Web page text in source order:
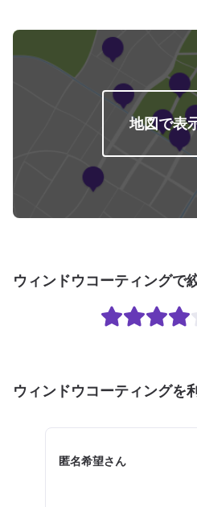
地図で表
ウィンドウコーティングで
ウィンドウコーティングを
匿名希望さん